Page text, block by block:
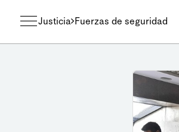
Justicia Fuerzas de seguridad